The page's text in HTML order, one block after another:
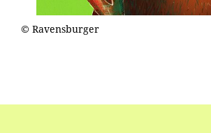
© Ravensburger